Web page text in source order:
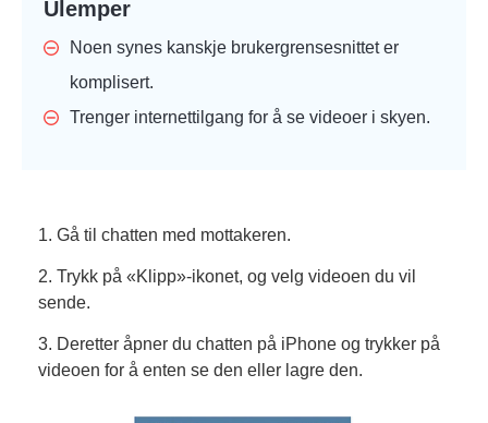
Ulemper
Noen synes kanskje brukergrensesnittet er
komplisert.
Trenger internettilgang for å se videoer i skyen.
1. Gå til chatten med mottakeren.
2. Trykk på «Klipp»-ikonet, og velg videoen du vil
sende.
3. Deretter åpner du chatten på iPhone og trykker på
videoen for å enten se den eller lagre den.